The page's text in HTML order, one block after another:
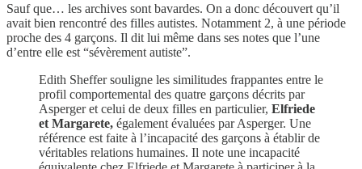
Sauf que… les archives sont bavardes. On a donc découvert qu’il
avait bien rencontré des filles autistes. Notamment 2, à une période
proche des 4 garçons. Il dit lui même dans ses notes que l’une
d’entre elle est “sévèrement autiste”.
Edith Sheffer souligne les similitudes frappantes entre le
profil comportemental des quatre garçons décrits par
Asperger et celui de deux filles en particulier, Elfriede
et Margarete, également évaluées par Asperger. Une
référence est faite à l’incapacité des garçons à établir de
véritables relations humaines. Il note une incapacité